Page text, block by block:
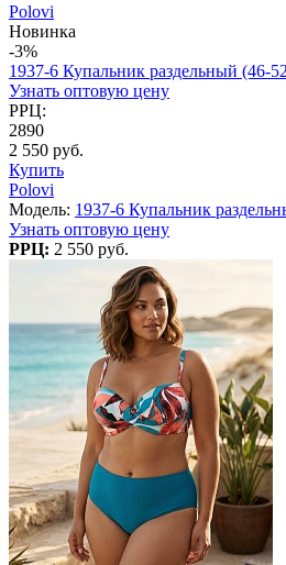
Polovi
Новинка
-3%
1937-6 Купальник раздельный (46-
Узнать оптовую цену
РРЦ:
2890
2 550 руб.
Купить
Polovi
Модель: 1937-6 Купальник
Узнать оптовую цену
РРЦ: 2 550 руб.